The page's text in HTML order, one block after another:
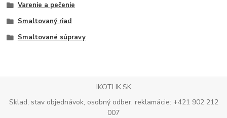
Varenie a pečenie
Smaltovaný riad
Smaltované súpravy
IKOTLIK.SK
Sklad, stav objednávok, osobný odber, reklamácie: +421 902 212
007